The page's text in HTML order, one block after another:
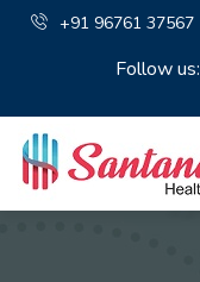
+91 96761 37567
Follow us: